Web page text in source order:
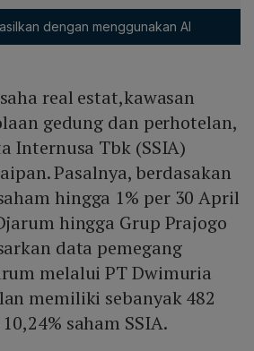
dengan menggunakan AI
real estat,kawasan
gedung dan perhotelan,
Internusa Tbk (SSIA)
Pasalnya, berdasakan
hingga 1% per 30 April
hingga Grup Prajogo
data pemegang
melalui PT Dwimuria
memiliki sebanyak 482
saham SSIA.